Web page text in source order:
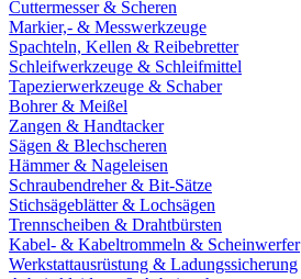
Cuttermesser & Scheren
Markier,- & Messwerkzeuge
Spachteln, Kellen & Reibebretter
Schleifwerkzeuge & Schleifmittel
Tapezierwerkzeuge & Schaber
Bohrer & Meißel
Zangen & Handtacker
Sägen & Blechscheren
Hämmer & Nageleisen
Schraubendreher & Bit-Sätze
Stichsägeblätter & Lochsägen
Trennscheiben & Drahtbürsten
Kabel- & Kabeltrommeln & Scheinwerfer
Werkstattausrüstung & Ladungssicherung